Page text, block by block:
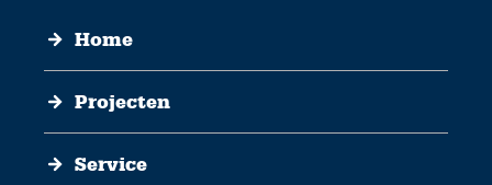
Home
Projecten
Service